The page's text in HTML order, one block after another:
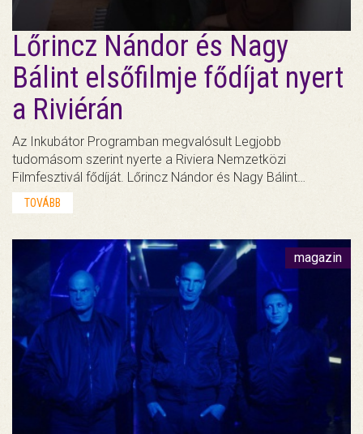
Lőrincz Nándor és Nagy
Bálint elsőfilmje fődíjat nyert
a Riviérán
Az Inkubátor Programban megvalósult Legjobb
tudomásom szerint nyerte a Riviera Nemzetközi
Filmfesztivál fődíját. Lőrincz Nándor és Nagy Bálint…
TOVÁBB
magazin